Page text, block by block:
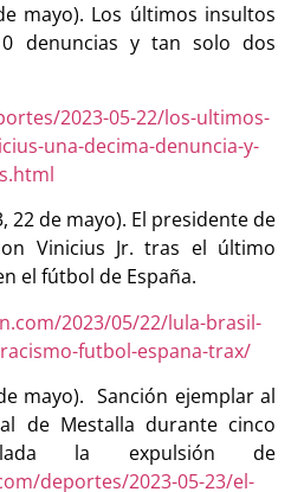
mayo). Los últimos insultos
denuncias y tan solo dos
2023-05-22/los-ultimos-
una-decima-denuncia-y-
22 de mayo). El presidente de
Vinicius Jr. tras el último
el fútbol de España.
2023/05/22/lula-brasil-
futbol-espana-trax/
mayo). Sanción ejemplar al
de Mestalla durante cinco
la expulsión de
deportes/2023-05-23/el-